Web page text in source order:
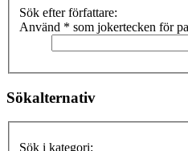
Sök efter författare:
Använd * som jokertecken för
Sökalternativ
Sök i kategori: